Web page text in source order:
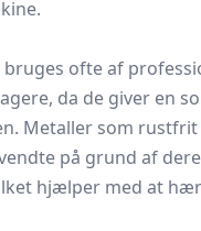
bruges ofte af
da de giver en
Metaller som
på grund af
hjælper med at